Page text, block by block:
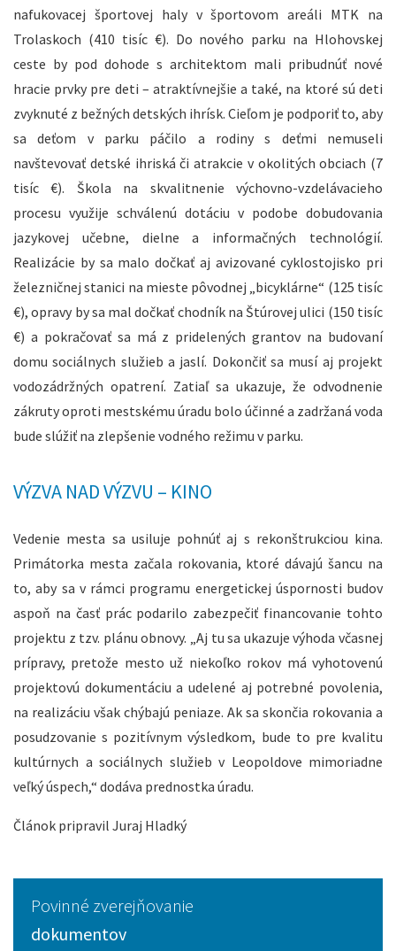
nafukovacej športovej haly v športovom areáli MTK na
Trolaskoch (410 tisíc €). Do nového parku na Hlohovskej
ceste by pod dohode s architektom mali pribudnúť nové
hracie prvky pre deti – atraktívnejšie a také, na ktoré sú deti
zvyknuté z bežných detských ihrísk. Cieľom je podporiť to, aby
sa deťom v parku páčilo a rodiny s deťmi nemuseli
navštevovať detské ihriská či atrakcie v okolitých obciach (7
tisíc €). Škola na skvalitnenie výchovno-vzdelávacieho
procesu využije schválenú dotáciu v podobe dobudovania
jazykovej učebne, dielne a informačných technológií.
Realizácie by sa malo dočkať aj avizované cyklostojisko pri
železničnej stanici na mieste pôvodnej „bicyklárne“ (125 tisíc
€), opravy by sa mal dočkať chodník na Štúrovej ulici (150 tisíc
€) a pokračovať sa má z pridelených grantov na budovaní
domu sociálnych služieb a jaslí. Dokončiť sa musí aj projekt
vodozádržných opatrení. Zatiaľ sa ukazuje, že odvodnenie
zákruty oproti mestskému úradu bolo účinné a zadržaná voda
bude slúžiť na zlepšenie vodného režimu v parku.
VÝZVA NAD VÝZVU – KINO
Vedenie mesta sa usiluje pohnúť aj s rekonštrukciou kina.
Primátorka mesta začala rokovania, ktoré dávajú šancu na
to, aby sa v rámci programu energetickej úspornosti budov
aspoň na časť prác podarilo zabezpečiť financovanie tohto
projektu z tzv. plánu obnovy. „Aj tu sa ukazuje výhoda včasnej
prípravy, pretože mesto už niekoľko rokov má vyhotovenú
projektovú dokumentáciu a udelené aj potrebné povolenia,
na realizáciu však chýbajú peniaze. Ak sa skončia rokovania a
posudzovanie s pozitívnym výsledkom, bude to pre kvalitu
kultúrnych a sociálnych služieb v Leopoldove mimoriadne
veľký úspech,“ dodáva prednostka úradu.
Článok pripravil Juraj Hladký
Povinné zverejňovanie
dokumentov